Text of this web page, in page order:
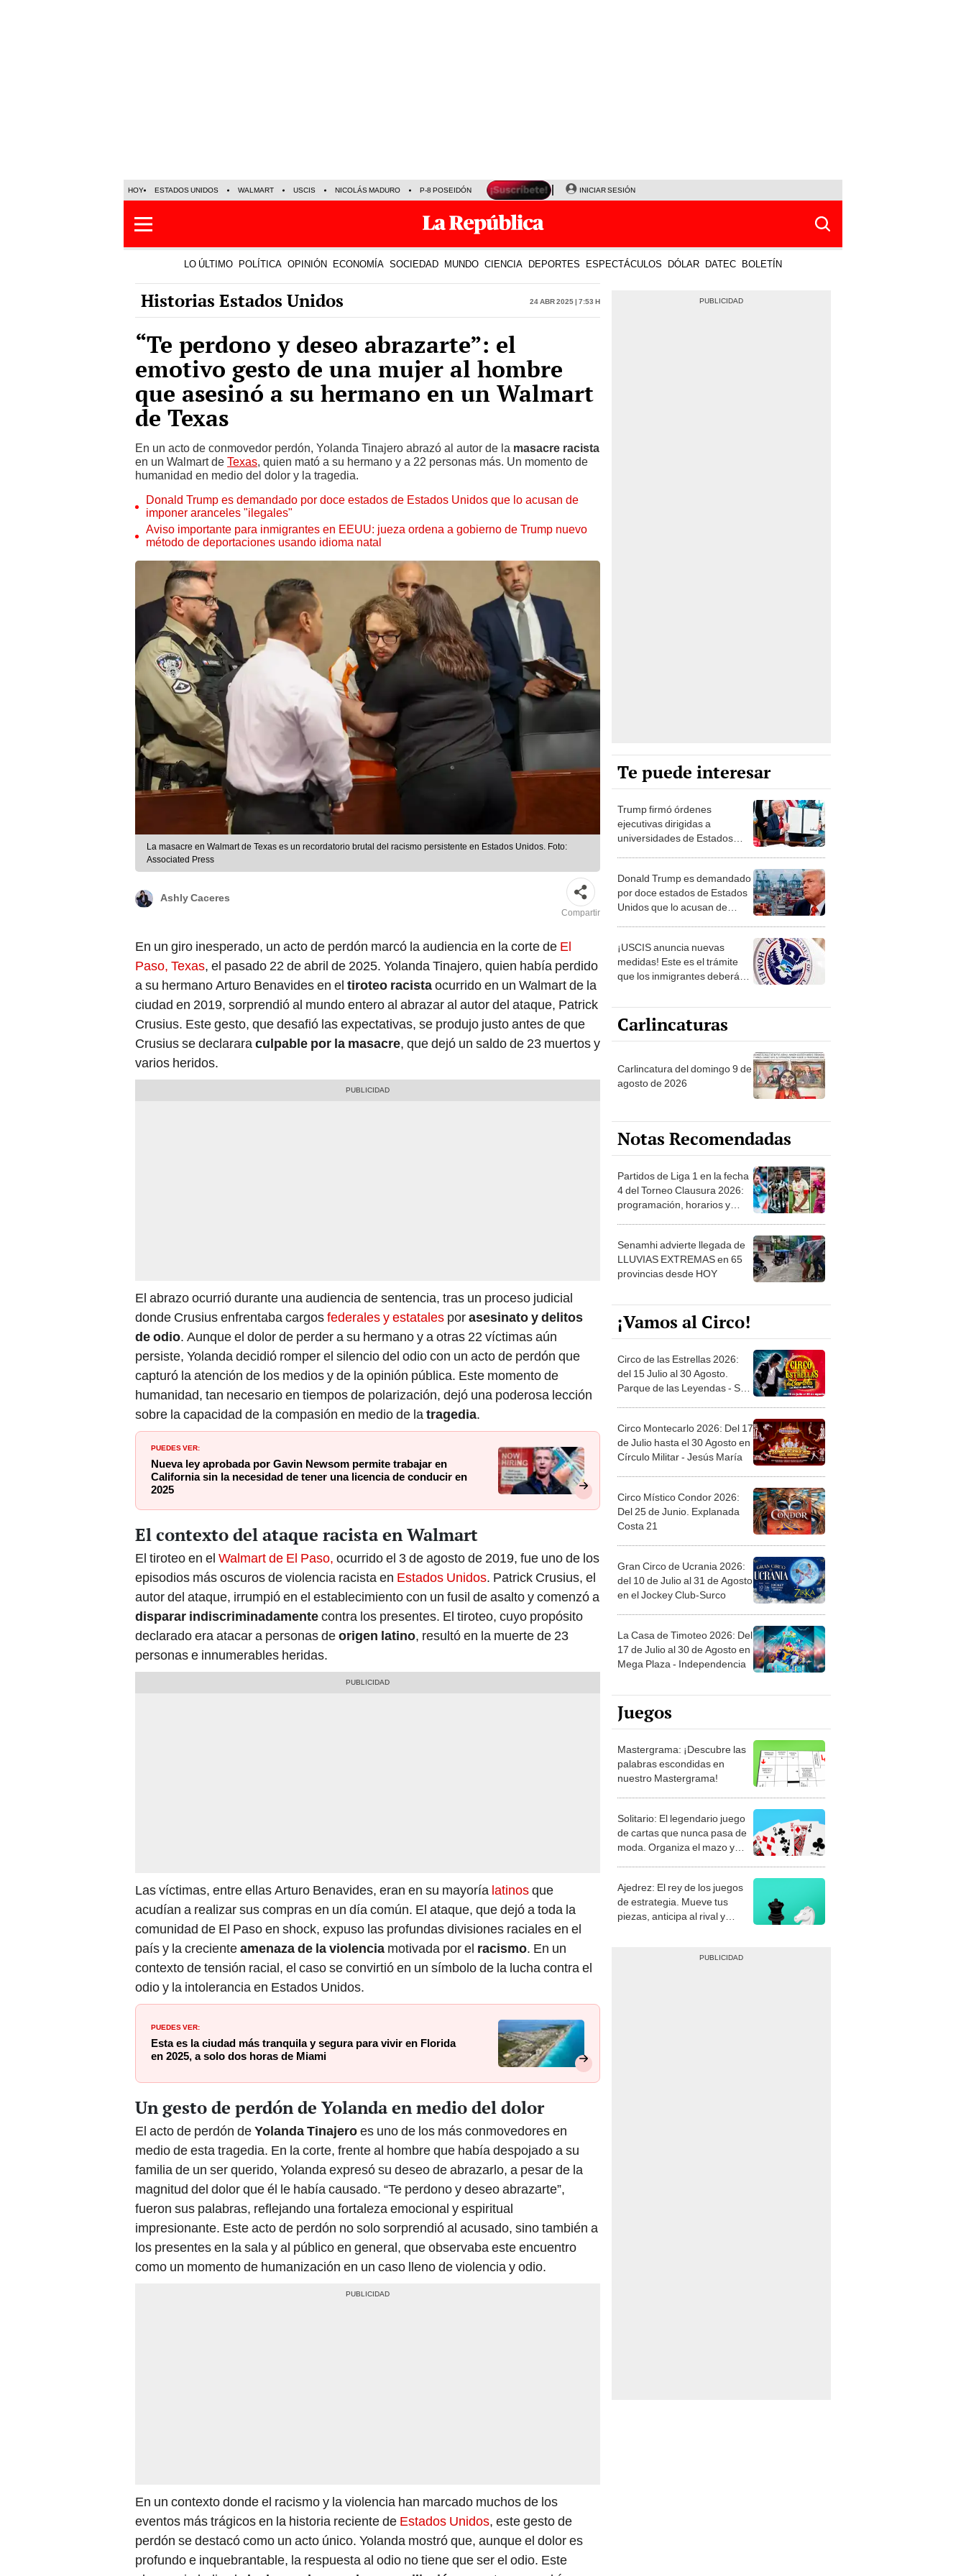
HOY ESTADOS UNIDOS WALMART USCIS NICOLÁS MADURO P-8 POSEIDÓN INICIAR SESIÓN
LO ÚLTIMO POLÍTICA OPINIÓN ECONOMÍA SOCIEDAD MUNDO CIENCIA DEPORTES ESPECTÁCULOS DÓLAR DATEC BOLETÍN
Historias Estados Unidos 24 Abr 2025 | 7:53 h
“Te perdono y deseo abrazarte”: el
emotivo gesto de una mujer al hombre
que asesinó a su hermano en un Walmart
de Texas
En un acto de conmovedor perdón, Yolanda Tinajero abrazó al autor de la masacre racista
en un Walmart de Texas, quien mató a su hermano y a 22 personas más. Un momento de
humanidad en medio del dolor y la tragedia.
Donald Trump es demandado por doce estados de Estados Unidos que lo acusan de
imponer aranceles "ilegales"
Aviso importante para inmigrantes en EEUU: jueza ordena a gobierno de Trump nuevo
método de deportaciones usando idioma natal
La masacre en Walmart de Texas es un recordatorio brutal del racismo persistente en Estados Unidos. Foto:
Associated Press
Ashly Caceres
Compartir
En un giro inesperado, un acto de perdón marcó la audiencia en la corte de El
Paso, Texas, el pasado 22 de abril de 2025. Yolanda Tinajero, quien había perdido
a su hermano Arturo Benavides en el tiroteo racistaocurrido en un Walmart de la
ciudad en 2019, sorprendió al mundo entero al abrazar al autor del ataque, Patrick
Crusius. Este gesto, que desafió las expectativas, se produjo justo antes de que
Crusius se declararaculpable por la masacre, que dejó un saldo de 23 muertos y
varios heridos.
El abrazo ocurrió durante una audiencia de sentencia, tras un proceso judicial
donde Crusius enfrentaba cargosfederales y estatales porasesinato y delitos
de odio. Aunque el dolor de perder a su hermano y a otras 22 víctimas aún
persiste, Yolanda decidió romper el silencio del odio con un acto de perdón que
capturó la atención de los medios y de la opinión pública. Este momento de
humanidad, tan necesario en tiempos de polarización, dejó una poderosa lección
sobre la capacidad de la compasión en medio de latragedia.
PUEDES VER:
Nueva ley aprobada por Gavin Newsom permite trabajar en
California sin la necesidad de tener una licencia de conducir en
2025
El contexto del ataque racista en Walmart
El tiroteo en el Walmart de El Paso, ocurrido el 3 de agosto de 2019, fue uno de los
episodios más oscuros de violencia racista en Estados Unidos. Patrick Crusius, el
autor del ataque, irrumpió en el establecimiento con un fusil de asalto y comenzó a
disparar indiscriminadamentecontra los presentes. El tiroteo, cuyo propósito
declarado era atacar a personas deorigen latino, resultó en la muerte de 23
personas e innumerables heridas.
Las víctimas, entre ellas Arturo Benavides, eran en su mayoría latinosque
acudían a realizar sus compras en un día común. El ataque, que dejó a toda la
comunidad de El Paso en shock, expuso las profundas divisiones raciales en el
país y la crecienteamenaza de la violencia motivada por el racismo. En un
contexto de tensión racial, el caso se convirtió en un símbolo de la lucha contra el
odio y la intolerancia en Estados Unidos.
PUEDES VER:
Esta es la ciudad más tranquila y segura para vivir en Florida
en 2025, a solo dos horas de Miami
Un gesto de perdón de Yolanda en medio del dolor
El acto de perdón deYolanda Tinajeroes uno de los más conmovedores en
medio de esta tragedia. En la corte, frente al hombre que había despojado a su
familia de un ser querido, Yolanda expresó su deseo de abrazarlo, a pesar de la
magnitud del dolor que él le había causado. “Te perdono y deseo abrazarte”,
fueron sus palabras, reflejando una fortaleza emocional y espiritual
impresionante. Este acto de perdón no solo sorprendió al acusado, sino también a
los presentes en la sala y al público en general, que observaba este encuentro
como un momento de humanización en un caso lleno de violencia y odio.
En un contexto donde el racismo y la violencia han marcado muchos de los
eventos más trágicos en la historia reciente de Estados Unidos, este gesto de
perdón se destacó como un acto único. Yolanda mostró que, aunque el dolor es
profundo e inquebrantable, la respuesta al odio no tiene que ser el odio. Este
Te puede interesar
Trump firmó órdenes
ejecutivas dirigidas a
universidades de Estados
Donald Trump es demandado
por doce estados de Estados
Unidos que lo acusan de
¡USCIS anuncia nuevas
medidas! Este es el trámite
que los inmigrantes deberán
Carlincaturas
Carlincatura del domingo 9 de
agosto de 2026
Notas Recomendadas
Partidos de Liga 1 en la fecha
4 del Torneo Clausura 2026:
programación, horarios y
Senamhi advierte llegada de
LLUVIAS EXTREMAS en 65
provincias desde HOY
¡Vamos al Circo!
Circo de las Estrellas 2026:
del 15 Julio al 30 Agosto.
Parque de las Leyendas - San
Circo Montecarlo 2026: Del 17
de Julio hasta el 30 Agosto en
Círculo Militar - Jesús María
Circo Místico Condor 2026:
Del 25 de Junio. Explanada
Costa 21
Gran Circo de Ucrania 2026:
del 10 de Julio al 31 de Agosto
en el Jockey Club-Surco
La Casa de Timoteo 2026: Del
17 de Julio al 30 de Agosto en
Mega Plaza - Independencia
Juegos
Mastergrama: ¡Descubre las
palabras escondidas en
nuestro Mastergrama!
Solitario: El legendario juego
de cartas que nunca pasa de
moda. Organiza el mazo y
Ajedrez: El rey de los juegos
de estrategia. Mueve tus
piezas, anticipa al rival y